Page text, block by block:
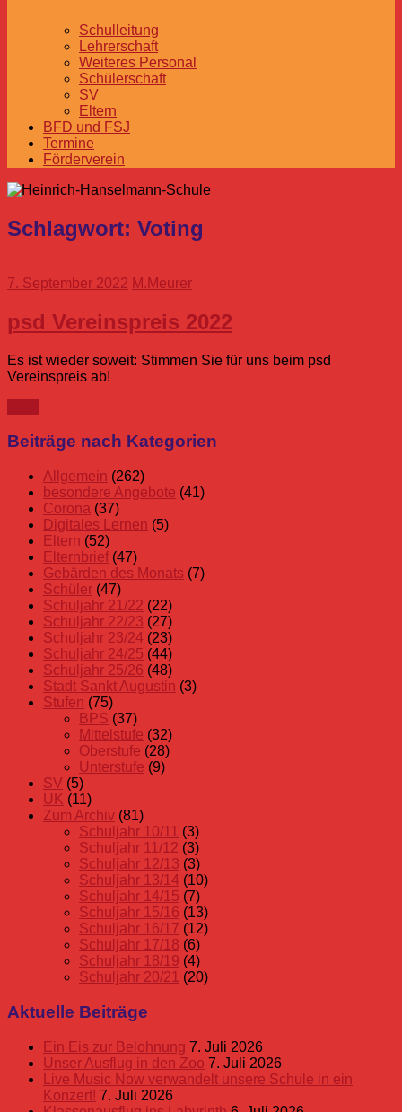
Schulleitung
Lehrerschaft
Weiteres Personal
Schülerschaft
SV
Eltern
BFD und FSJ
Termine
Förderverein
Schlagwort: Voting
7. September 2022 M.Meurer
psd Vereinspreis 2022
Es ist wieder soweit: Stimmen Sie für uns beim psd
Vereinspreis ab!
Beiträge nach Kategorien
Allgemein (262)
besondere Angebote (41)
Corona (37)
Digitales Lernen (5)
Eltern (52)
Elternbrief(47)
Gebärden des Monats (7)
Schüler (47)
Schuljahr 21/22 (22)
Schuljahr 22/23 (27)
Schuljahr 23/24 (23)
Schuljahr 24/25 (44)
Schuljahr 25/26 (48)
Stadt Sankt Augustin (3)
Stufen (75)
BPS (37)
Mittelstufe (32)
Oberstufe (28)
Unterstufe (9)
SV (5)
UK (11)
Zum Archiv (81)
Schuljahr 10/11 (3)
Schuljahr 11/12 (3)
Schuljahr 12/13 (3)
Schuljahr 13/14 (10)
Schuljahr 14/15 (7)
Schuljahr 15/16 (13)
Schuljahr 16/17 (12)
Schuljahr 17/18 (6)
Schuljahr 18/19 (4)
Schuljahr 20/21 (20)
Aktuelle Beiträge
Ein Eis zur Belohnung 7. Juli 2026
Unser Ausflug in den Zoo 7. Juli 2026
Live Music Now verwandelt unsere Schule in ein
Konzert! 7. Juli 2026